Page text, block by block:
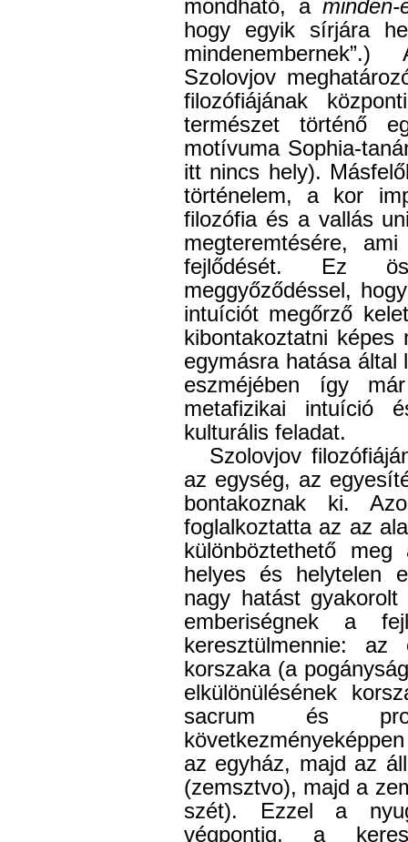
mondható, a minden-
hogy egyik sírjára
Szolovjov
filozófiájának
természet történő
motívuma Sophia-
itt nincs hely).
történelem, a kor
filozófia és a vallás
megteremtésére,
fejlődését. Ez
meggyőződéssel,
intuíciót megőrző
kibontakoztatni képes
egymásra hatása által
eszméjében így
metafizikai intuíció
kulturális feladat.
Szolovjov
az egység, az
bontakoznak ki.
foglalkoztatta az az
különböztethető
helyes és helytelen
nagy hatást
emberiségnek a
keresztülmennie:
korszaka (a
elkülönülésének
sacrum és
az egyház, majd az
(zemsztvo), majd a
szét). Ezzel a
végpontig, a